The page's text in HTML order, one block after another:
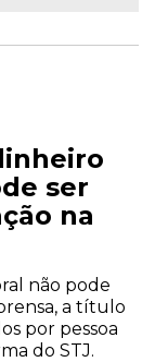
ser
na
não pode
a título
por pessoa
do STJ.